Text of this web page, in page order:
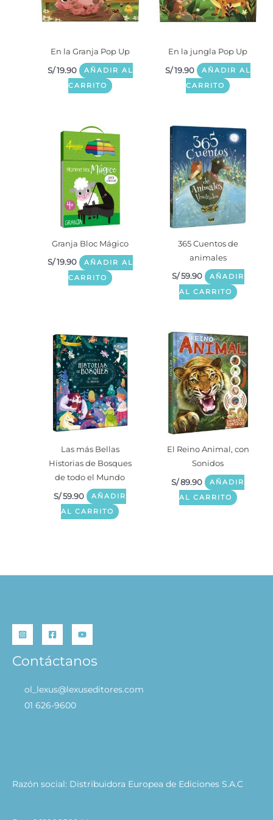
En la Granja Pop Up
S/19.90
AÑADIR AL
CARRITO
En la jungla Pop Up
S/19.90
AÑADIR AL
CARRITO
Granja Bloc Mágico
S/19.90
AÑADIR AL
CARRITO
365 Cuentos de
animales
S/59.90
AÑADIR
AL CARRITO
Las más Bellas
Historias de Bosques
de todo el Mundo
S/59.90
AÑADIR
AL CARRITO
El Reino Animal, con
Sonidos
S/89.90
AÑADIR
AL CARRITO
Contáctanos
ol_lexus@lexuseditores.com
01 626-9600
Razón social: Distribuidora Europea de Ediciones S.A.C